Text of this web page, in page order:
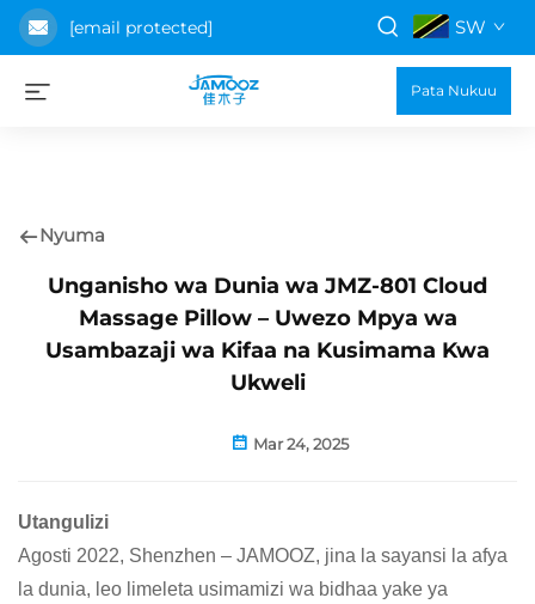
[email protected] SW
Pata Nukuu
Nyuma
Unganisho wa Dunia wa JMZ-801 Cloud
Massage Pillow – Uwezo Mpya wa
Usambazaji wa Kifaa na Kusimama Kwa
Ukweli
Mar 24, 2025
Utangulizi
Agosti 2022, Shenzhen – JAMOOZ, jina la sayansi la afya
la dunia, leo limeleta usimamizi wa bidhaa yake ya